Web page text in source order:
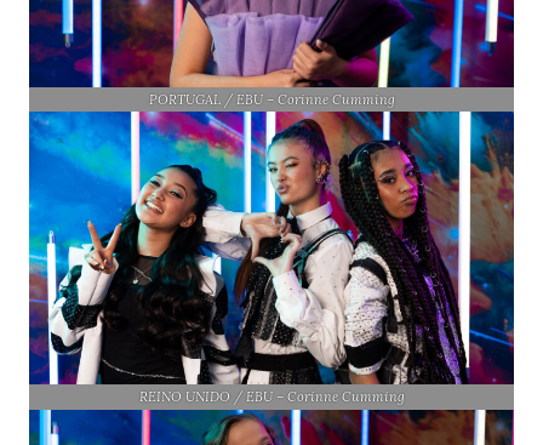
PORTUGAL / EBU – Corinne Cumming
REINO UNIDO / EBU – Corinne Cumming